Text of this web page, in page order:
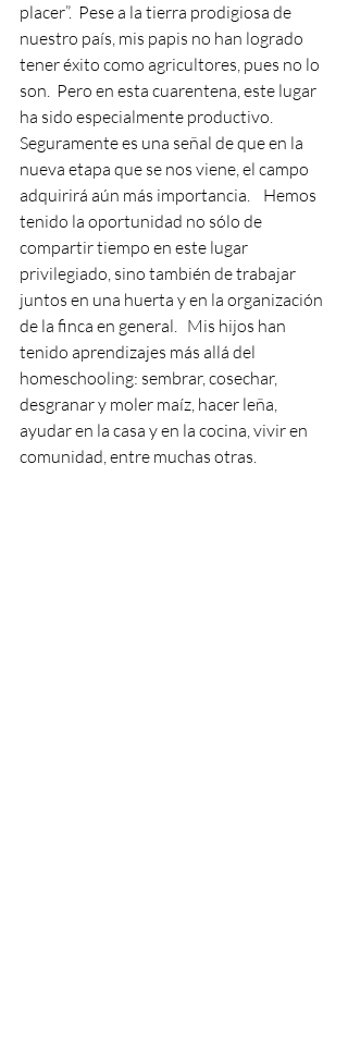
placer”.  Pese a la tierra prodigiosa de
nuestro país, mis papis no han logrado
tener éxito como agricultores, pues no lo
son.  Pero en esta cuarentena, este lugar
ha sido especialmente productivo.
Seguramente es una señal de que en la
nueva etapa que se nos viene, el campo
adquirirá aún más importancia.    Hemos
tenido la oportunidad no sólo de
compartir tiempo en este lugar
privilegiado, sino también de trabajar
juntos en una huerta y en la organización
de la finca en general.   Mis hijos han
tenido aprendizajes más allá del
homeschooling: sembrar, cosechar,
desgranar y moler maíz, hacer leña,
ayudar en la casa y en la cocina, vivir en
comunidad, entre muchas otras.